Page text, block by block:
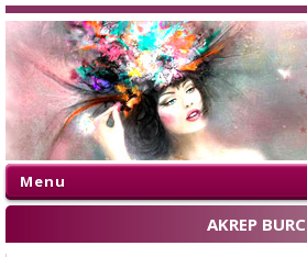
Menu
AKREP